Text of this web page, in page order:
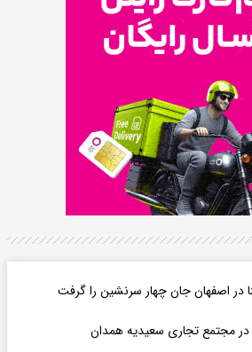
در اصفهان جان چهار سرنشین را گرفت
مجتمع تجاری سعیدیه همدان